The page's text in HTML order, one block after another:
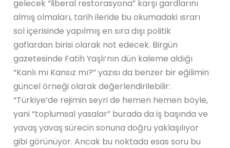
gelecek “liberal restorasyona” karşı gardlarını
almış olmaları, tarih ileride bu okumadaki ısrarı
sol içerisinde yapılmış en sıra dışı politik
gaflardan birisi olarak not edecek. Birgün
gazetesinde Fatih Yaşlı’nın dün kaleme aldığı
“Kanlı mı Kansız mı?” yazısı da benzer bir eğilimin
güncel örneği olarak değerlendirilebilir:
“Türkiye’de rejimin seyri de hemen hemen böyle,
yani “toplumsal yasalar” burada da iş başında ve
yavaş yavaş sürecin sonuna doğru yaklaşılıyor
gibi görünüyor. Ancak bu noktada esas soru bu